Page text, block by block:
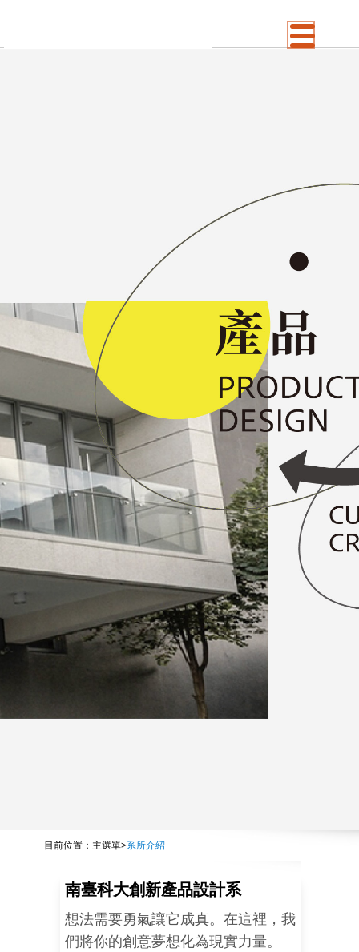
目前位置： 主選單>系所介紹
南臺科大創新產品設計系
想法需要勇氣讓它成真。在這裡，我
們將你的創意夢想化為現實力量。